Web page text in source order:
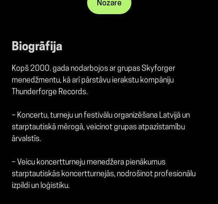
Nozare
Biogrāfija
Kopš 2000. gada nodarbojos ar grupas Skyforger
menedžmentu, kā arī pārstāvu ierakstu kompāniju
Thunderforge Records.
– Koncertu, turneju un festivālu organizēšana Latvijā un
starptautiskā mērogā, veicinot grupas atpazīstamību
ārvalstīs.
– Veicu koncertturneju menedžera pienākumus
starptautiskās koncertturnejās, nodrošinot profesionālu
izpildi un loģistiku.